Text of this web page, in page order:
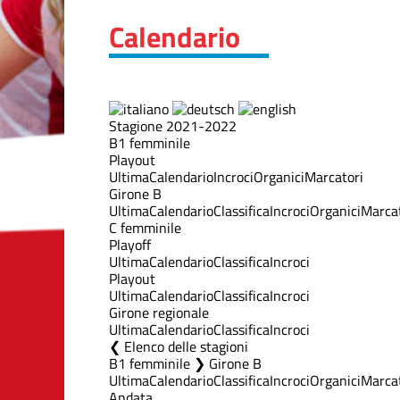
Calendario
Stagione 2021-2022
B1 femminile
Playout
UltimaCalendarioIncrociOrganiciMarcatori
Girone B
UltimaCalendarioClassificaIncrociOrganici
C femminile
Playoff
UltimaCalendarioClassificaIncroci
Playout
UltimaCalendarioClassificaIncroci
Girone regionale
UltimaCalendarioClassificaIncroci
Elenco delle stagioni
B1 femminile ❯ Girone B
UltimaCalendarioClassificaIncrociOrganici